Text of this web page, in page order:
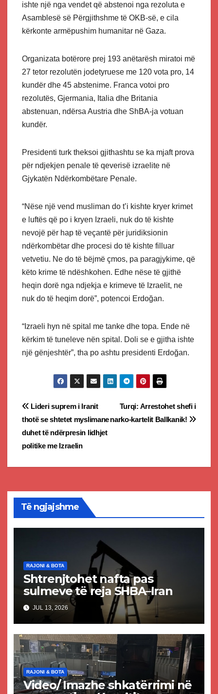
ishte një nga vendet që abstenoi nga rezoluta e
Asamblesë së Përgjithshme të OKB-së, e cila
kërkonte armëpushim humanitar në Gaza.
Organizata botërore prej 193 anëtarësh miratoi më
27 tetor rezolutën jodetyruese me 120 vota pro, 14
kundër dhe 45 abstenime. Franca votoi pro
rezolutës, Gjermania, Italia dhe Britania
abstenuan, ndërsa Austria dhe ShBA-ja votuan
kundër.
Presidenti turk theksoi gjithashtu se ka mjaft prova
për ndjekjen penale të qeverisë izraelite në
Gjykatën Ndërkombëtare Penale.
“Nëse një vend musliman do t’i kishte kryer krimet
e luftës që po i kryen Izraeli, nuk do të kishte
nevojë për hap të veçantë për juridiksionin
ndërkombëtar dhe procesi do të kishte filluar
vetvetiu. Ne do të bëjmë çmos, pa paragjykime, që
këto krime të ndëshkohen. Edhe nëse të gjithë
heqin dorë nga ndjekja e krimeve të Izraelit, ne
nuk do të heqim dorë”, potencoi Erdoğan.
“Izraeli hyn në spital me tanke dhe topa. Ende në
kërkim të tuneleve nën spital. Doli se e gjitha ishte
një gënjeshtër”, tha po ashtu presidenti Erdoğan.
Post
navigation
Turqi: Arrestohet shefi i
narko-kartelit Ballkanik!
Lideri suprem i Iranit
thotë se shtetet myslimane
duhet të ndërpresin lidhjet
politike me Izraelin
Të ngjajshme
RAJONI & BOTA
Shtrenjtohet nafta pas
sulmeve të reja SHBA–Iran
JUL 13, 2026
RAJONI & BOTA
Video/ Imazhe shkatërrimi në